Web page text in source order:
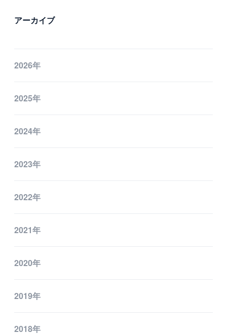
アーカイブ
2026年
2025年
2024年
2023年
2022年
2021年
2020年
2019年
2018年